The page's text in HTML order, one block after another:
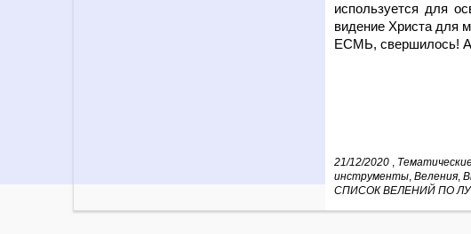
используется для
видение Христа для
ЕСМЬ, свершилось!
21/12/2020 ,
инструменты, Веления,
СПИСОК ВЕЛЕНИЙ ПО